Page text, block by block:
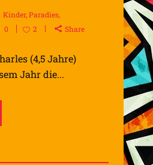
Kinder,Paradies,
0 2 Share
(4,5 Jahre)
Jahr die...